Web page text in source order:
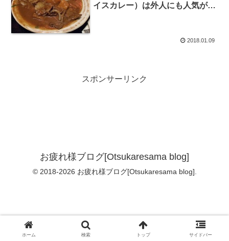
イスカレー）は外人にも人気があ
2018.01.09
スポンサーリンク
お疲れ様ブログ[Otsukaresama blog]
© 2018-2026 お疲れ様ブログ[Otsukaresama blog].
ホーム 検索 トップ サイドバー